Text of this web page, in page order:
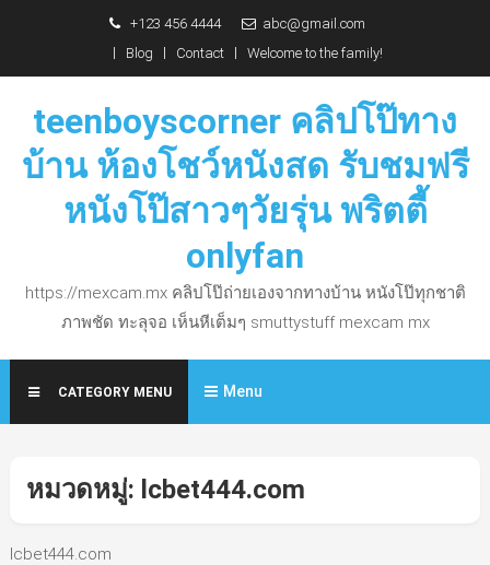
content
+123 456 4444
abc@gmail.com
Blog
Contact Welcome to the family!
teenboyscorner คลิปโป๊ทาง
บ้าน ห้องโชว์หนังสด รับชมฟรี
หนังโป๊สาวๆวัยรุ่น พริตตี้
onlyfan
https://mexcam.mx คลิปโป๊ถ่ายเองจากทางบ้าน หนังโป๊ทุกชาติ
ภาพชัด ทะลุจอ เห็นหีเต็มๆ smuttystuff mexcam mx
CATEGORY MENU Menu
หมวดหมู่: lcbet444.com
lcbet444.com